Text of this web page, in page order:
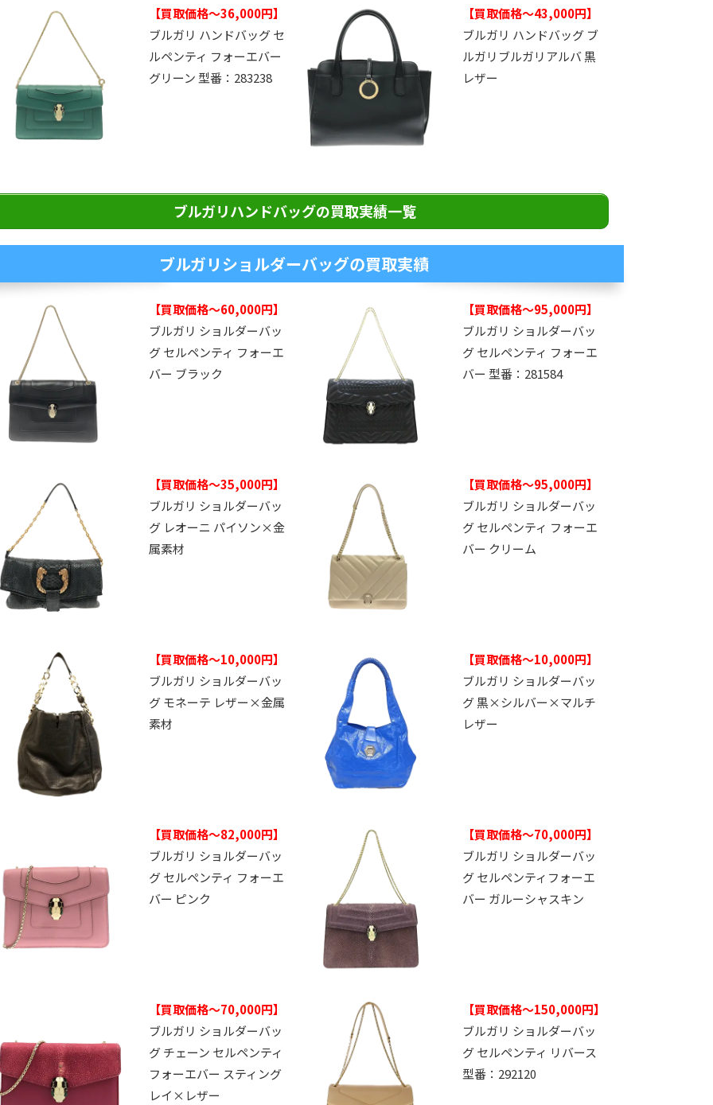
【買取価格～36,000円】
ブルガリ ハンドバッグ セ
ルペンティ フォーエバー
グリーン 型番：283238
【買取価格～43,000円】
ブルガリ ハンドバッグ ブ
ルガリブルガリアルバ 黒
レザー
ブルガリハンドバッグの買取実績一覧
ブルガリショルダーバッグの買取実績
【買取価格～60,000円】
ブルガリ ショルダーバッ
グ セルペンティ フォーエ
バー ブラック
【買取価格～95,000円】
ブルガリ ショルダーバッ
グ セルペンティ フォーエ
バー 型番：281584
【買取価格～35,000円】
ブルガリ ショルダーバッ
グ レオーニ パイソン×金
属素材
【買取価格～95,000円】
ブルガリ ショルダーバッ
グ セルペンティ フォーエ
バー クリーム
【買取価格～10,000円】
ブルガリ ショルダーバッ
グ モネーテ レザー×金属
素材
【買取価格～10,000円】
ブルガリ ショルダーバッ
グ 黒×シルバー×マルチ
レザー
【買取価格～82,000円】
ブルガリ ショルダーバッ
グ セルペンティ フォーエ
バー ピンク
【買取価格～70,000円】
ブルガリ ショルダーバッ
グ セルペンティフォーエ
バー ガルーシャスキン
【買取価格～70,000円】
ブルガリ ショルダーバッ
グ チェーン セルペンティ
フォーエバー スティング
レイ×レザー
【買取価格～150,000円】
ブルガリ ショルダーバッ
グ セルペンティ リバース
型番：292120